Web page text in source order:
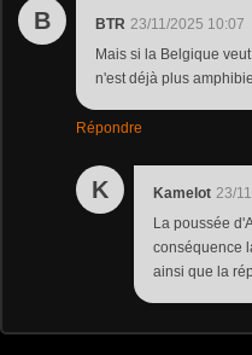
B BTR 23/11/2025 10:07
Mais si la Belgique
n'est déjà plus
Répondre
K Kamelot 23/
La poussée
conséquence
ainsi que la